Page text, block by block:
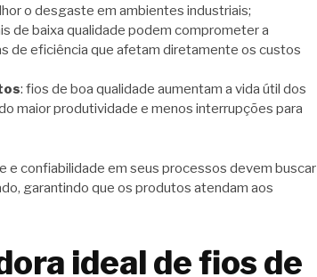
o desgaste em ambientes industriais;
de baixa qualidade podem comprometer a
de eficiência que afetam diretamente os custos
: fios de boa qualidade aumentam a vida útil dos
maior produtividade e menos interrupções para
e confiabilidade em seus processos devem buscar
garantindo que os produtos atendam aos
ideal de fios de